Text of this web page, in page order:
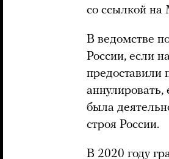
со ссылкой
В ведомстве
России, если
предоставили
аннулировать,
была
строя России.
В 2020 году